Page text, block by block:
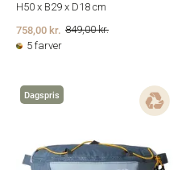
H50 x B29 x D18 cm
849,00 kr.
758,00 kr.
5 farver
Dagspris